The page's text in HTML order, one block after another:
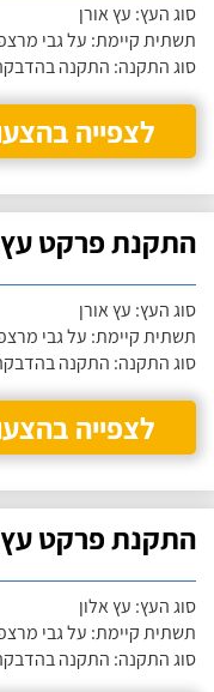
סוג העץ: עץ אורן
תשתית קיימת: על גבי
סוג התקנה: התקנה
לצפייה
התקנת פרקט
סוג העץ: עץ אורן
תשתית קיימת: על גבי
סוג התקנה: התקנה
לצפייה
התקנת פרקט
סוג העץ: עץ אלון
תשתית קיימת: על גבי
סוג התקנה: התקנה